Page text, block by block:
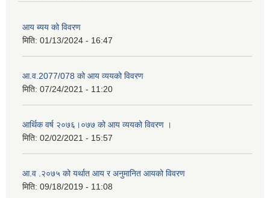
आय ब्यय को विवरण
मिति: 01/13/2024 - 16:47
आ.व.2077/078 को आय व्ययको विवरण
मिति: 07/24/2021 - 11:20
आर्थिक वर्ष २०७६।०७७ को आय व्ययको विवरण ।
मिति: 02/02/2021 - 15:57
आ.व .२०७५ को यर्थात आय र अनुमानित आयको विवरण
मिति: 09/18/2019 - 11:08